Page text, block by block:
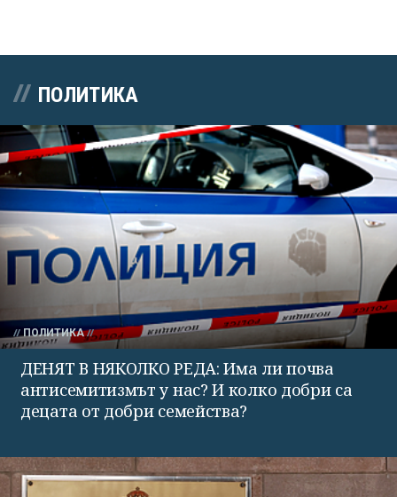
ПОЛИТИКА
ПОЛИТИКА
ДЕНЯТ В НЯКОЛКО РЕДА: Има ли почва
антисемитизмът у нас? И колко добри са
децата от добри семейства?